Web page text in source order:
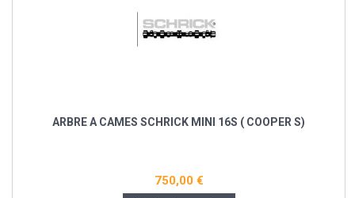
ARBRE A CAMES SCHRICK MINI 16S ( COOPER S)
750,00 €